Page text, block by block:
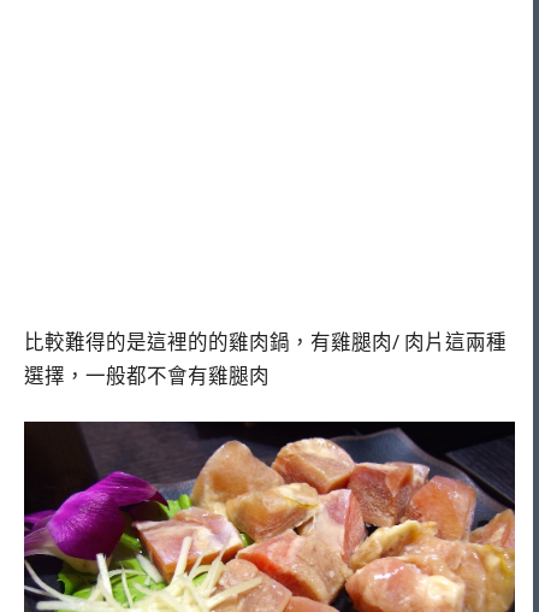
比較難得的是這裡的的雞肉鍋，有雞腿肉/ 肉片這兩種
選擇，一般都不會有雞腿肉